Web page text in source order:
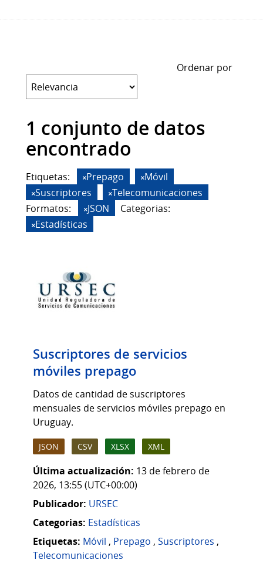
Ordenar por
1 conjunto de datos
encontrado
Etiquetas: Prepago
Móvil
Suscriptores
Telecomunicaciones
Formatos:
JSON
Categorias:
Estadísticas
Suscriptores de servicios
móviles prepago
Datos de cantidad de suscriptores
mensuales de servicios móviles prepago en
Uruguay.
JSON CSV XLSX XML
Última actualización: 13 de febrero de
2026, 13:55 (UTC+00:00)
Publicador: URSEC
Categorias: Estadísticas
Etiquetas: Móvil , Prepago , Suscriptores ,
Telecomunicaciones